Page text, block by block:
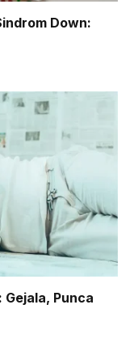
Down:
Gejala, Punca